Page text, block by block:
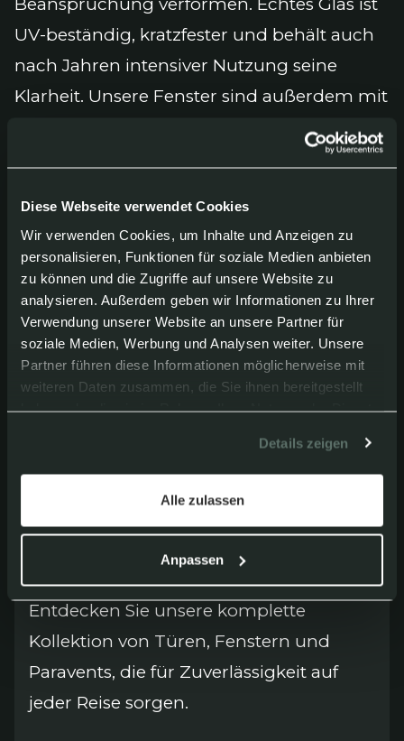
Diese Webseite verwendet Cookies
Wir verwenden Cookies, um Inhalte und Anzeigen zu
personalisieren, Funktionen für soziale Medien anbieten
zu können und die Zugriffe auf unsere Website zu
analysieren. Außerdem geben wir Informationen zu Ihrer
Verwendung unserer Website an unsere Partner für
soziale Medien, Werbung und Analysen weiter. Unsere
Partner führen diese Informationen möglicherweise mit
weiteren Daten zusammen, die Sie ihnen bereitgestellt
haben oder die sie im Rahmen Ihrer Nutzung der Dienste
Details zeigen
Alle zulassen
Anpassen
UV-beständig, kratzfester und behält auch
nach Jahren intensiver Nutzung seine
Klarheit. Unsere Fenster sind außerdem mit
robusten Scharnieren und Schlössern
ausgestattet, die für den Einsatz unter
Design für Fahrzeuge,
die weiter gehen
Entdecken Sie unsere komplette
Kollektion von Türen, Fenstern und
Paravents, die für Zuverlässigkeit auf
jeder Reise sorgen.